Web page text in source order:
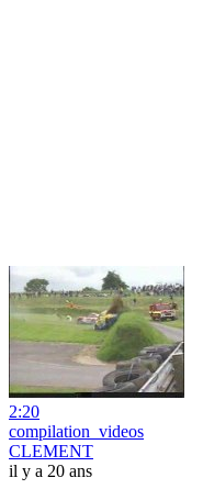
2:20
compilation_videos
CLEMENT
il y a 20 ans